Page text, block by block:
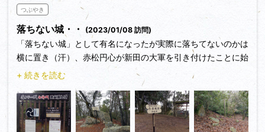
つぶやき
落ちない城・・ (2023/01/08 訪問)
「落ちない城」として有名になったが実際に落ちてないのかは
横に置き（汗）、赤松円心が新田の大軍を引き付けたことに始
まり、その後も赤松氏の重要拠点であり続けたという点で難攻
不落の名城であったことに疑いはなかろう。
+ 続きを読む